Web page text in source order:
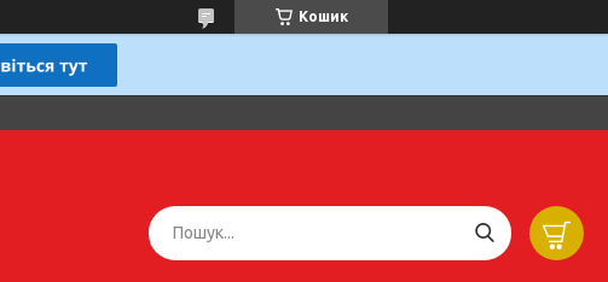
Кошик